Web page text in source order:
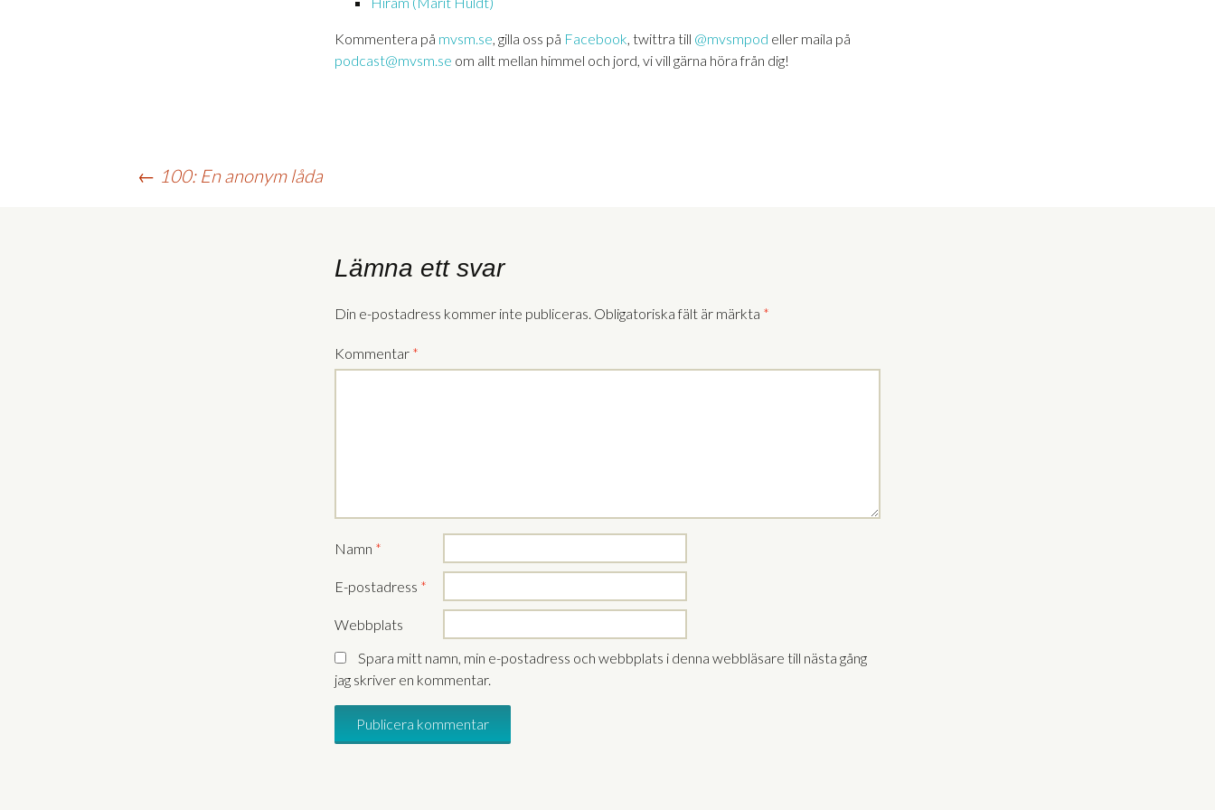
Kommentera på mvsm.se, gilla oss på Facebook, twittra till @mvsmpod eller maila på
podcast@mvsm.se om allt mellan himmel och jord, vi vill gärna höra från dig!
Inläggsnavigering
← 100: En anonym låda
Lämna ett svar
Din e-postadress kommer inte publiceras. Obligatoriska fält är märkta *
Kommentar *
Namn *
E-postadress *
Webbplats
Spara mitt namn, min e-postadress och webbplats i denna webbläsare till nästa gång
jag skriver en kommentar.